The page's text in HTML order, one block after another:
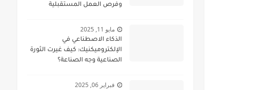
وفرص العمل المستقبلية
مايو 11, 2025
الذكاء الاصطناعي في
الإلكتروميكنيك: كيف غيرت الثورة
الصناعية وجه الصناعة؟
فبراير 06, 2025